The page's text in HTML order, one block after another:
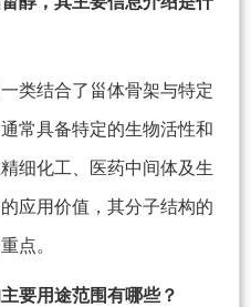
类结合了甾体骨架与特定
常具备特定的生物活性和
细化工、医药中间体及生
应用价值，其分子结构的
点。
要用途范围有哪些？